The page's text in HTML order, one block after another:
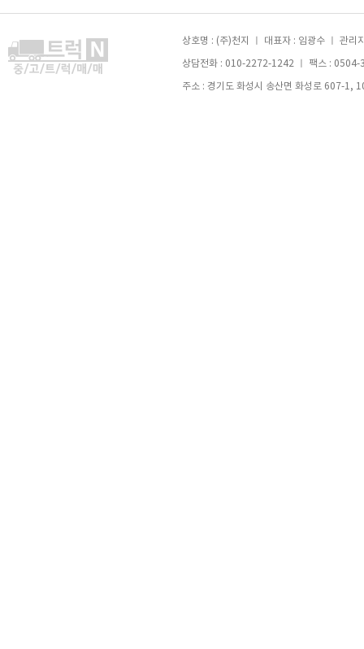
상호명 : (주)천지 ㅣ 대표자 : 임광수 ㅣ 관
상담전화 : 010-2272-1242 ㅣ 팩스 :
주소 : 경기도 화성시 송산면 화성로 607-